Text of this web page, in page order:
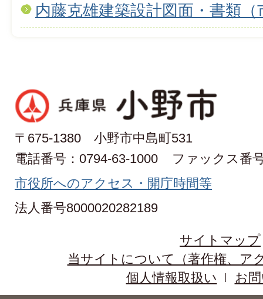
内藤克雄建築設計図面・書類（
〒675-1380 小野市中島町531
電話番号：0794-63-1000
ファックス番
市役所へのアクセス・開庁時間等
法人番号8000020282189
サイトマップ
当サイトについて（著作権、ア
個人情報取扱い
お